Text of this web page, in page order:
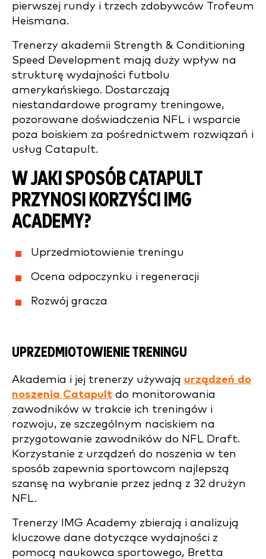
pierwszej rundy i trzech zdobywców Trofeum
Heismana.
Trenerzy akademii Strength & Conditioning
Speed Development mają duży wpływ na
strukturę wydajności futbolu
amerykańskiego. Dostarczają
niestandardowe programy treningowe,
pozorowane doświadczenia NFL i wsparcie
poza boiskiem za pośrednictwem rozwiązań i
usług Catapult.
W JAKI SPOSÓB CATAPULT
PRZYNOSI KORZYŚCI IMG
ACADEMY?
Uprzedmiotowienie treningu
Ocena odpoczynku i regeneracji
Rozwój gracza
UPRZEDMIOTOWIENIE TRENINGU
Akademia i jej trenerzy używają urządzeń do
noszenia Catapult do monitorowania
zawodników w trakcie ich treningów i
rozwoju, ze szczególnym naciskiem na
przygotowanie zawodników do NFL Draft.
Korzystanie z urządzeń do noszenia w ten
sposób zapewnia sportowcom najlepszą
szansę na wybranie przez jedną z 32 drużyn
NFL.
Trenerzy IMG Academy zbierają i analizują
kluczowe dane dotyczące wydajności z
pomocą naukowca sportowego, Bretta